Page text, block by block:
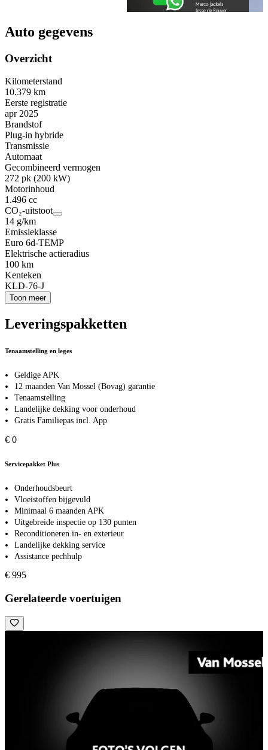
Auto gegevens
Overzicht
Kilometerstand
10.379 km
Eerste registratie
apr 2025
Brandstof
Plug-in hybride
Transmissie
Automaat
Gecombineerd vermogen
272 pk (200 kW)
Motorinhoud
1.496 cc
CO₂-uitstoot
14 g/km
Emissieklasse
Euro 6d-TEMP
Elektrische actieradius
100 km
Kenteken
KLD-76-J
Toon meer
Leveringspakketten
Tenaamstelling en leges
Geldige APK
12 maanden Van Mossel (Bovag) garantie
Tenaamstelling
Landelijke dekking voor onderhoud
Gratis Familiepas incl. App
€ 0
Servicepakket Plus
Onderhoudsbeurt
Vloeistoffen bijgevuld
Minimaal 6 maanden APK
Uitgebreide inspectie op 130 punten
Reconditioneren in- en exterieur
Landelijke dekking service
Assistance pechhulp
€ 995
Gerelateerde voertuigen